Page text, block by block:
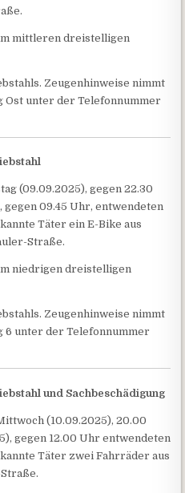
mittleren dreistelligen
Zeugenhinweise nimmt
unter der Telefonnummer
(09.09.2025), gegen 22.30
09.45 Uhr, entwendeten
Täter ein E-Bike aus
Straße.
niedrigen dreistelligen
Zeugenhinweise nimmt
6 unter der Telefonnummer
und Sachbeschädigung
(10.09.2025), 20.00
gegen 12.00 Uhr entwendeten
Täter zwei Fahrräder aus